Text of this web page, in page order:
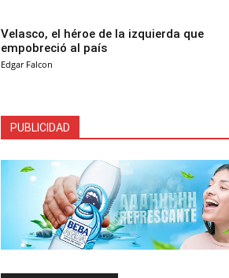
Velasco, el héroe de la izquierda que
empobreció al país
Edgar Falcon
PUBLICIDAD